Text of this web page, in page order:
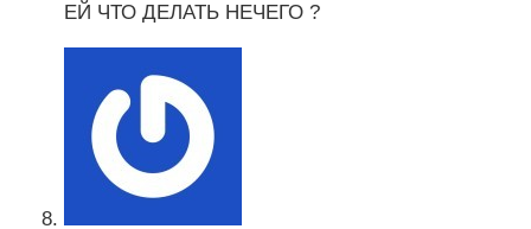
ЕЙ ЧТО ДЕЛАТЬ НЕЧЕГО ?